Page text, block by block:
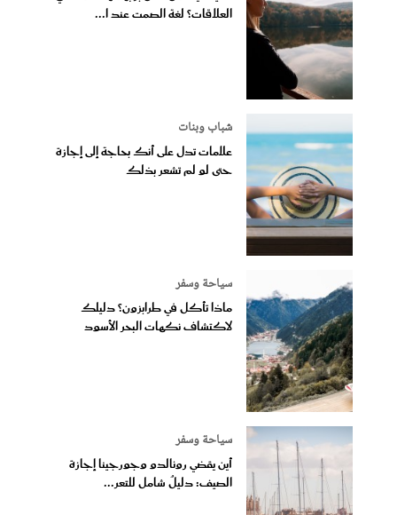
العلاقات؟ لغة الصمت عند ا...
شباب وبنات
علامات تدل على أنك بحاجة إلى إجازة
حتى لو لم تشعر بذلك
سياحة وسفر
ماذا تأكل في طرابزون؟ دليلك
لاكتشاف نكهات البحر الأسود
سياحة وسفر
أين يقضي رونالدو وجورجينا إجازة
الصيف: دليلٌ شامل للتعر...